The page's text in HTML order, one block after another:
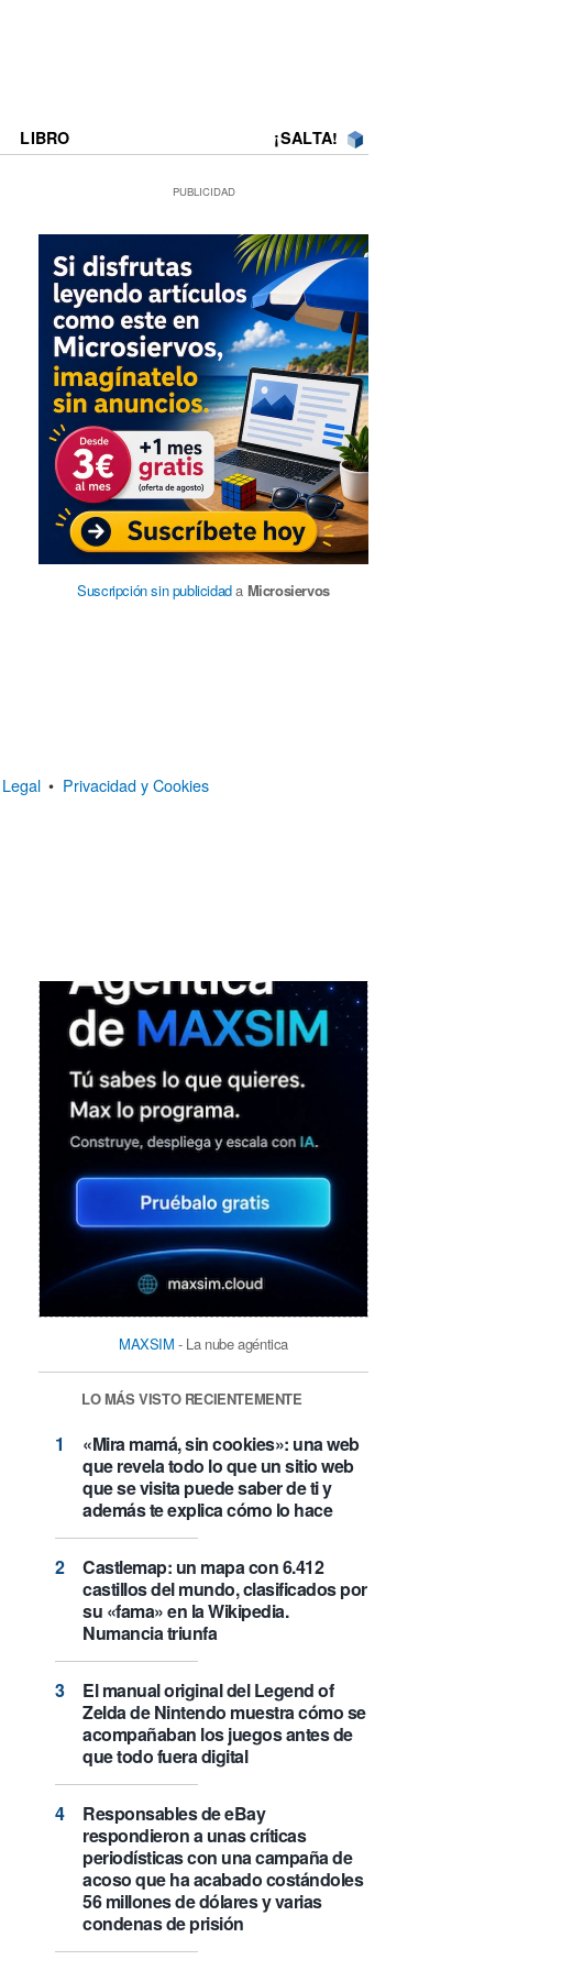
LIBRO ¡SALTA!
PUBLICIDAD
Suscripción sin publicidada Microsiervos
MAXSIM - La nube agéntica
LO MÁS VISTO RECIENTEMENTE
«Mira mamá, sin cookies»: una web
que revela todo lo que un sitio web
que se visita puede saber de ti y
además te explica cómo lo hace
Castlemap: un mapa con 6.412
castillos del mundo, clasificados por
su «fama» en la Wikipedia.
Numancia triunfa
El manual original del Legend of
Zelda de Nintendo muestra cómo se
acompañaban los juegos antes de
que todo fuera digital
Responsables de eBay
respondieron a unas críticas
periodísticas con una campaña de
acoso que ha acabado costándoles
56 millones de dólares y varias
condenas de prisión
Legal • Privacidad y Cookies